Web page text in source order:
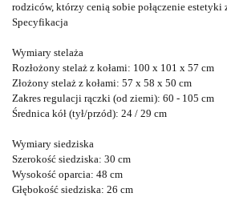
rodziców, którzy cenią sobie połączenie estetyki
Specyfikacja
Wymiary stelaża
Rozłożony stelaż z kołami: 100 x 101 x 57 cm
Złożony stelaż z kołami: 57 x 58 x 50 cm
Zakres regulacji rączki (od ziemi): 60 - 105 cm
Średnica kół (tył/przód): 24 / 29 cm
Wymiary siedziska
Szerokość siedziska: 30 cm
Wysokość oparcia: 48 cm
Głębokość siedziska: 26 cm